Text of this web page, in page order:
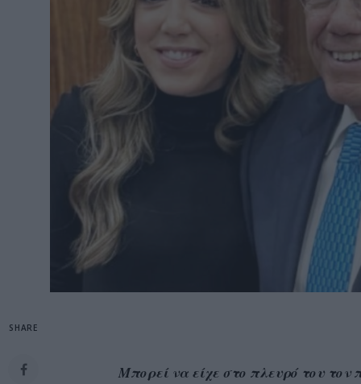
SHARE
Μπορεί να είχε στο πλευρό του τον